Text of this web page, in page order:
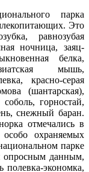
парка
Это
равнозубая
ночница, заяц-
белка,
мышь,
красно-серая
(шантарская),
горностай,
снежный баран.
отмечались в
охраняемых
парке
опросным данным,
полевка-экономка,